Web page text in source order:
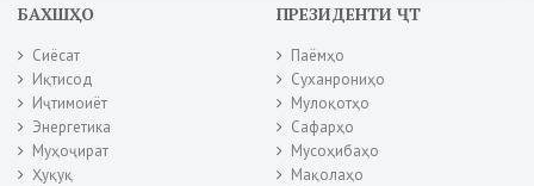
БАХШҲО
Сиёсат
Иқтисод
Иҷтимоиёт
Энергетика
Муҳоҷират
Ҳуқуқ
ПРЕЗИДЕНТИ ҶТ
Паёмҳо
Суханрониҳо
Мулоқотҳо
Сафарҳо
Мусоҳибаҳо
Мақолаҳо